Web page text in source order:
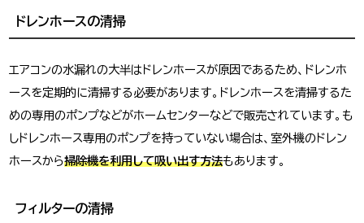
ドレンホースの清掃
エアコンの水漏れの大半はドレンホースが原因であるため、ドレンホ
ースを定期的に清掃する必要があります。ドレンホースを清掃するた
めの専用のポンプなどがホームセンターなどで販売されています。も
しドレンホース専用のポンプを持っていない場合は、室外機のドレン
ホースから掃除機を利用して吸い出す方法もあります。
フィルターの清掃